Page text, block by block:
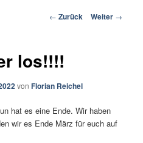
Beitrags-
← Zurück Weiter →
los!!!!
vonFlorian Reichel
hat es eine Ende. Wir haben
wir es Ende März für euch auf